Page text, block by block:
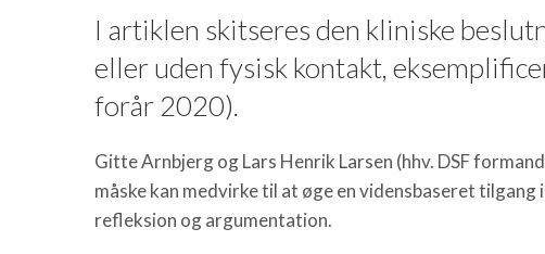
I artiklen skitseres den kliniske
eller uden fysisk kontakt,
forår 2020).
Gitte Arnbjerg og Lars Henrik Larsen (hhv. DSF
måske kan medvirke til at øge en vidensbaseret
refleksion og argumentation.